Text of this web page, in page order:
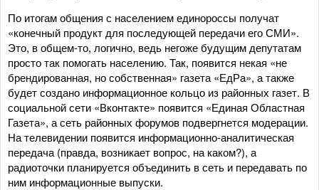
По итогам общения с населением единороссы получат
«конечный продукт для последующей передачи его СМИ».
Это, в общем-то, логично, ведь негоже будущим депутатам
просто так помогать населению. Так, появится некая «не
брендированная, но собственная» газета «ЕдРа», а также
будет создано информационное кольцо из районных газет. В
социальной сети «Вконтакте» появится «Единая Областная
Газета», а сеть районных форумов подвергнется модерации.
На телевидении появится информационно-аналитическая
передача (правда, возникает вопрос, на каком?), а
радиоточки планируется объединить в сеть и передавать по
ним информационные выпуски.